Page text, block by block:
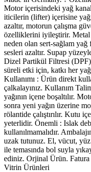
Motor içerisindeki yağ
iticilerin (lifter) içerisine
azaltır, motorun çalışma
özelliklerini iyileştirir. Metal
neden olan sert-sağlam
sesleri azaltır. Supap
Dizel Partikül Filtresi
süreli etki için, katkı her
Kullanımı : Ürün direkt
çalkalayınız. Kullanım
yağının içene boşaltılır.
sonra yeni yağın üzerine
rölantide çalıştırılır. Kutu
yeterlidir. Önemli : Islak
kullanılmamalıdır.
uzak tutunuz. El, vücut,
ile temasında bol suyla
ediniz. Orjinal Ürün.
Vitrin Ürünleri